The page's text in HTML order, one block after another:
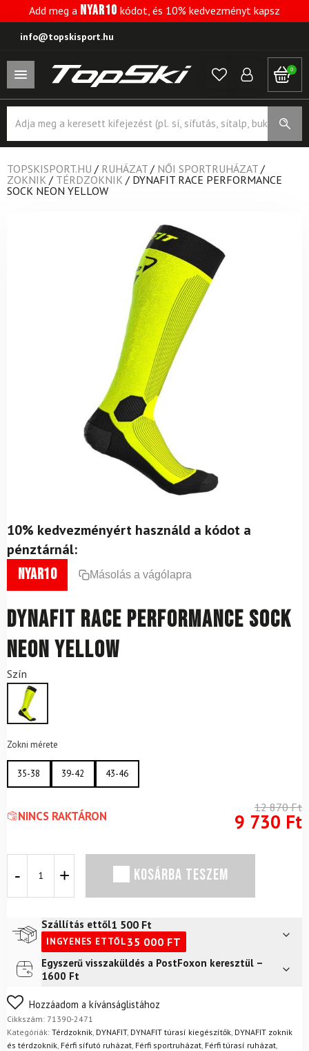
Add meg a NYAR10 kódot, és 10% kedvezményt kapsz
info@topskisport.hu
0
search
TOPSKISPORT.HU / RUHÁZAT / NŐI SPORTRUHÁZAT /
ZOKNIK / TÉRDZOKNIK / DYNAFIT RACE PERFORMANCE
SOCK NEON YELLOW
10% kedvezményért használd a kódot a
pénztárnál:
nyar10 Másolás a vágólapra
DYNAFIT Race Performance Sock
Neon Yellow
Szín
Zokni mérete
35-38 39-42 43-46
NINCS RAKTÁRON
12 870Ft
9 730 Ft
Race
Yellow
mennyiség
KOSÁRBA TESZEM
Szállítás ettől1 500 Ft
INGYENES ETTŐL35 000 FT
Futár a címre2 400
FoxPost
Egyszerű visszaküldés a PostFoxon keresztül –
1600 Ft
Nem biztos a választásában? Semmi gond – a terméket
egyszerűen visszaküldheti 14 napon belül, indoklás nélkül.
Mik a visszaküldés feltételei?
Hozzáadom a kívánságlistához
Cikkszám: 71390-2471
Kategóriák: Térdzoknik DYNAFIT, DYNAFIT túrasí kiegészítők DYNAFIT zoknik
és térdzoknik Férfi sífutó ruházat Férfi sportruházat Férfi túrasí ruházat